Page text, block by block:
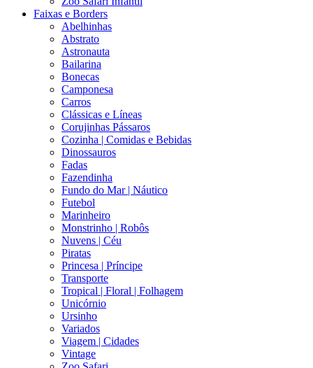
Faixas e Borders
Abelhinhas
Abstrato
Astronauta
Bailarina
Bonecas
Camponesa
Carros
Clássicas e Líneas
Corujinhas Pássaros
Cozinha | Comidas e Bebidas
Dinossauros
Fadas
Fazendinha
Fundo do Mar | Náutico
Futebol
Marinheiro
Monstrinho | Robôs
Nuvens | Céu
Piratas
Princesa | Príncipe
Transporte
Tropical | Floral | Folhagem
Unicórnio
Ursinho
Variados
Viagem | Cidades
Vintage